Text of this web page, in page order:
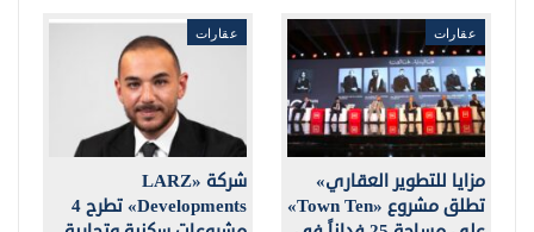
عقارات
مزايا للتطوير العقاري»
تطلق مشروع «Town Ten»
عقارات
شركة «LARZ
Developments» تطرح 4